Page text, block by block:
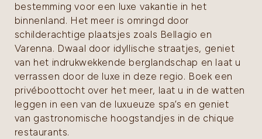
bestemming voor een luxe vakantie in het
binnenland. Het meer is omringd door
schilderachtige plaatsjes zoals Bellagio en
Varenna. Dwaal door idyllische straatjes, geniet
van het indrukwekkende berglandschap en laat u
verrassen door de luxe in deze regio. Boek een
privéboottocht over het meer, laat u in de watten
leggen in een van de luxueuze spa’s en geniet
van gastronomische hoogstandjes in de chique
restaurants.